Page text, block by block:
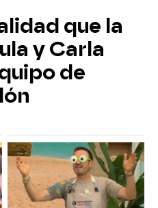
que la
y Carla
de